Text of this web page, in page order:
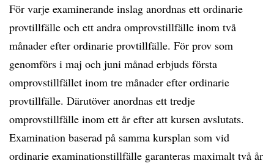
För varje examinerande inslag anordnas ett ordinarie
provtillfälle och ett andra omprovstillfälle inom två
månader efter ordinarie provtillfälle. För prov som
genomförs i maj och juni månad erbjuds första
omprovstillfället inom tre månader efter ordinarie
provtillfälle. Därutöver anordnas ett tredje
omprovstillfälle inom ett år efter att kursen avslutats.
Examination baserad på samma kursplan som vid
ordinarie examinationstillfälle garanteras maximalt två år